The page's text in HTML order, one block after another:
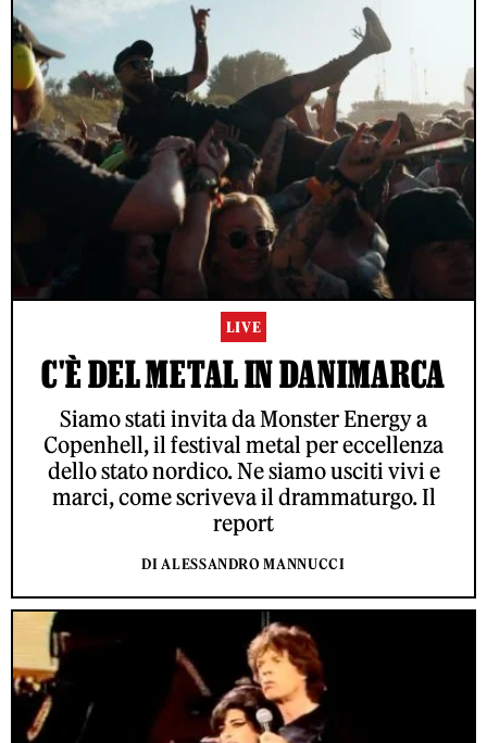
LIVE
C'È DEL METAL IN DANIMARCA
Siamo stati invita da Monster Energy a
Copenhell, il festival metal per eccellenza
dello stato nordico. Ne siamo usciti vivi e
marci, come scriveva il drammaturgo. Il
report
DI ALESSANDRO MANNUCCI